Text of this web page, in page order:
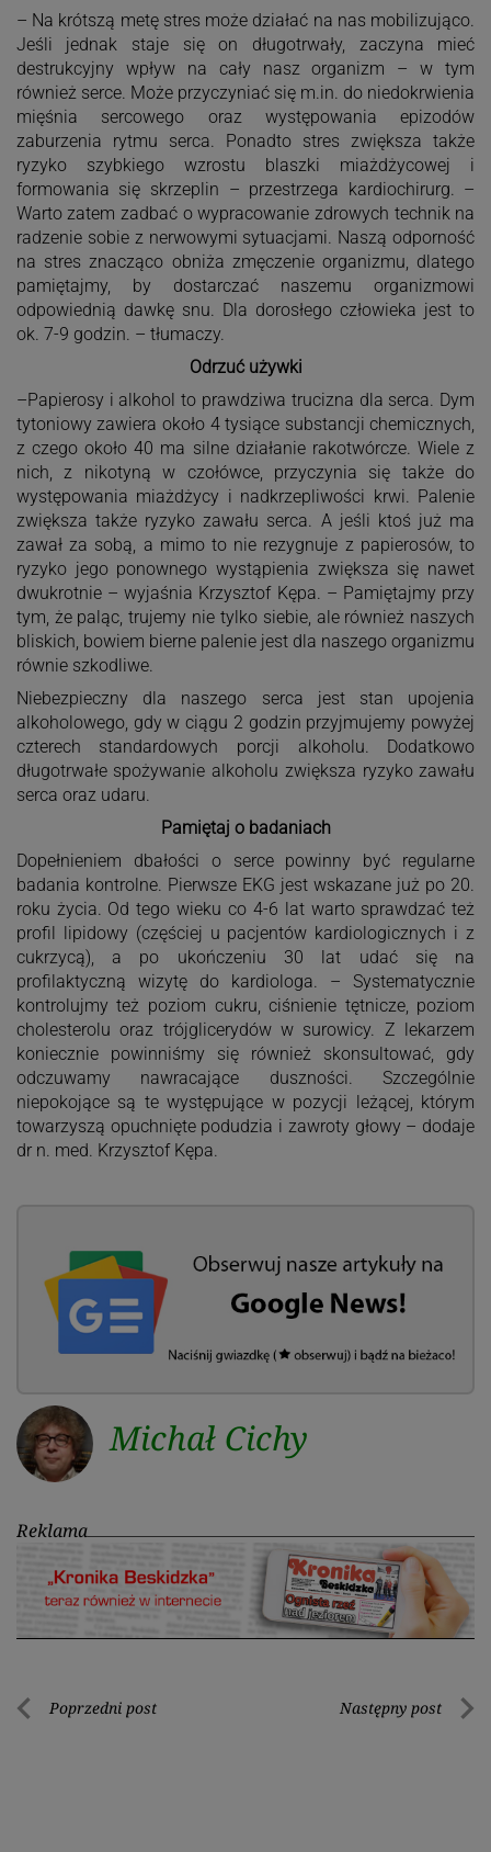
– Na krótszą metę stres może działać na nas mobilizująco.
Jeśli jednak staje się on długotrwały, zaczyna mieć
destrukcyjny wpływ na cały nasz organizm – w tym
również serce. Może przyczyniać się m.in. do niedokrwienia
mięśnia sercowego oraz występowania epizodów
zaburzenia rytmu serca. Ponadto stres zwiększa także
ryzyko szybkiego wzrostu blaszki miażdżycowej i
formowania się skrzeplin – przestrzega kardiochirurg. –
Warto zatem zadbać o wypracowanie zdrowych technik na
radzenie sobie z nerwowymi sytuacjami. Naszą odporność
na stres znacząco obniża zmęczenie organizmu, dlatego
pamiętajmy, by dostarczać naszemu organizmowi
odpowiednią dawkę snu. Dla dorosłego człowieka jest to
ok. 7-9 godzin. – tłumaczy.
Odrzuć używki
–Papierosy i alkohol to prawdziwa trucizna dla serca. Dym
tytoniowy zawiera około 4 tysiące substancji chemicznych,
z czego około 40 ma silne działanie rakotwórcze. Wiele z
nich, z nikotyną w czołówce, przyczynia się także do
występowania miażdżycy i nadkrzepliwości krwi. Palenie
zwiększa także ryzyko zawału serca. A jeśli ktoś już ma
zawał za sobą, a mimo to nie rezygnuje z papierosów, to
ryzyko jego ponownego wystąpienia zwiększa się nawet
dwukrotnie – wyjaśnia Krzysztof Kępa. – Pamiętajmy przy
tym, że paląc, trujemy nie tylko siebie, ale również naszych
bliskich, bowiem bierne palenie jest dla naszego organizmu
równie szkodliwe.
Niebezpieczny dla naszego serca jest stan upojenia
alkoholowego, gdy w ciągu 2 godzin przyjmujemy powyżej
czterech standardowych porcji alkoholu. Dodatkowo
długotrwałe spożywanie alkoholu zwiększa ryzyko zawału
serca oraz udaru.
Pamiętaj o badaniach
Dopełnieniem dbałości o serce powinny być regularne
badania kontrolne. Pierwsze EKG jest wskazane już po 20.
roku życia. Od tego wieku co 4-6 lat warto sprawdzać też
profil lipidowy (częściej u pacjentów kardiologicznych i z
cukrzycą), a po ukończeniu 30 lat udać się na
profilaktyczną wizytę do kardiologa. – Systematycznie
kontrolujmy też poziom cukru, ciśnienie tętnicze, poziom
cholesterolu oraz trójglicerydów w surowicy. Z lekarzem
koniecznie powinniśmy się również skonsultować, gdy
odczuwamy nawracające duszności. Szczególnie
niepokojące są te występujące w pozycji leżącej, którym
towarzyszą opuchnięte podudzia i zawroty głowy – dodaje
dr n. med. Krzysztof Kępa.
Michał Cichy
Reklama
Nawigacja
Poprzedni post Następny post